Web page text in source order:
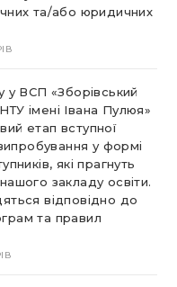
та/або юридичних
у ВСП «Зборівський
імені Івана Пулюя»
етап вступної
у формі
які прагнуть
закладу освіти.
відповідно до
та правил